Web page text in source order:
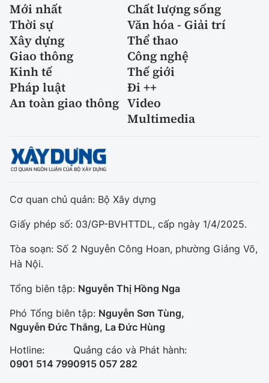
Mới nhất
Chất lượng sống
Thời sự
Văn hóa - Giải trí
Xây dựng
Thể thao
Giao thông
Công nghệ
Kinh tế
Thế giới
Pháp luật
Đi ++
An toàn giao thông Video
Multimedia
Cơ quan chủ quản: Bộ Xây dựng
Giấy phép số: 03/GP-BVHTTDL, cấp ngày 1/4/2025.
Tòa soạn: Số 2 Nguyễn Công Hoan, phường Giảng Võ,
Hà Nội.
Tổng biên tập: Nguyễn Thị Hồng Nga
Phó Tổng biên tập: Nguyễn Sơn Tùng,
Nguyễn Đức Thắng, La Đức Hùng
Hotline:
0901 514 799
Quảng cáo và Phát hành:
0915 057 282